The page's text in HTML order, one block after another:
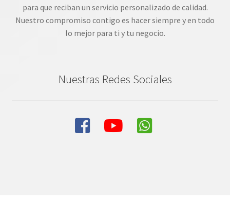
para que reciban un servicio personalizado de calidad.
Nuestro compromiso contigo es hacer siempre y en todo
lo mejor para ti y tu negocio.
Nuestras Redes Sociales